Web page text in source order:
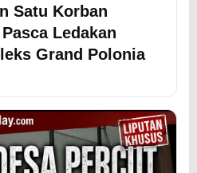
Satu Korban
Ledakan
Grand Polonia